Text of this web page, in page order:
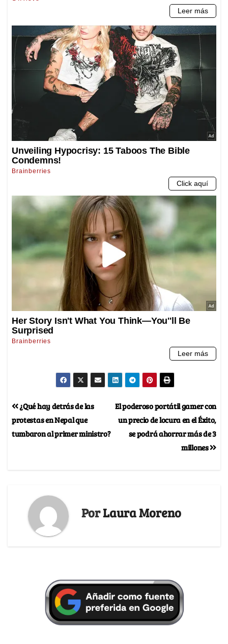
El poderoso portátil gamer con
un precio de locura en el Éxito,
se podrá ahorrar más de 3
millones
¿Qué hay detrás de las
protestas en Nepal que
tumbaron al primer ministro?
PorLaura Moreno